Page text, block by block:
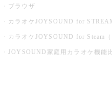
ブラウザ
カラオケJOYSOUND for
カラオケJOYSOUND for Steam（
JOYSOUND家庭用カラオケ機能